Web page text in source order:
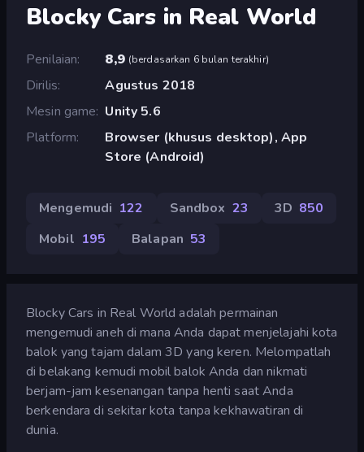
Blocky Cars in Real World
Penilaian 8,9 (berdasarkan 6 bulan terakhir)
Dirilis
Agustus 2018
Mesin game Unity 5.6
Platform
Browser (khusus desktop), App
Store (Android)
Mengemudi 122 Sandbox 23 3D 850
Mobil 195 Balapan 53
Blocky Cars in Real World adalah permainan
mengemudi aneh di mana Anda dapat menjelajahi kota
balok yang tajam dalam 3D yang keren. Melompatlah
di belakang kemudi mobil balok Anda dan nikmati
berjam-jam kesenangan tanpa henti saat Anda
berkendara di sekitar kota tanpa kekhawatiran di
dunia.